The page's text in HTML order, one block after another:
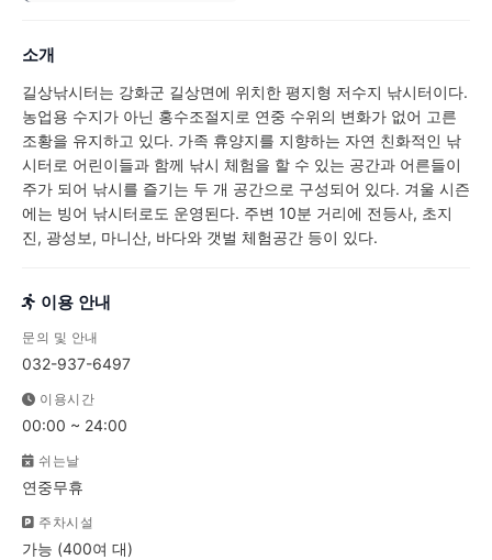
소개
길상낚시터는 강화군 길상면에 위치한 평지형 저수지 낚시터이다.
농업용 수지가 아닌 홍수조절지로 연중 수위의 변화가 없어 고른
조황을 유지하고 있다. 가족 휴양지를 지향하는 자연 친화적인 낚
시터로 어린이들과 함께 낚시 체험을 할 수 있는 공간과 어른들이
주가 되어 낚시를 즐기는 두 개 공간으로 구성되어 있다. 겨울 시즌
에는 빙어 낚시터로도 운영된다. 주변 10분 거리에 전등사, 초지
진, 광성보, 마니산, 바다와 갯벌 체험공간 등이 있다.
이용 안내
문의 및 안내
032-937-6497
이용시간
00:00 ~ 24:00
쉬는날
연중무휴
주차시설
가능 (400여 대)